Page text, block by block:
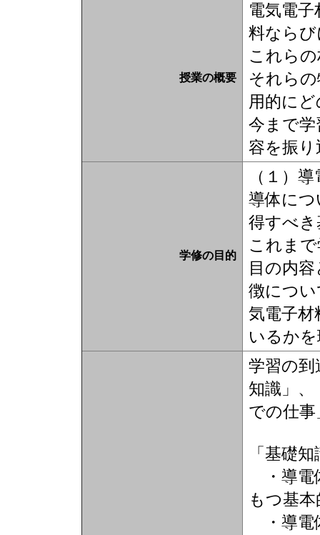
授業の概要
電気電
料なら
これら
それら
用的に
今まで学
容を振
学修の目的
（１）
導体につ
得すべ
これま
目の内
徴につ
気電子
いるか
学習の到
知識」、
での仕
「基礎
・導電
もつ基
・導電